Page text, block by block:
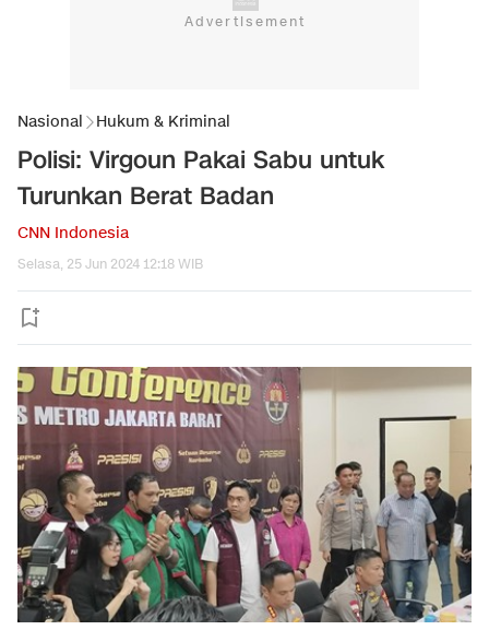
Nasional Hukum & Kriminal
Polisi: Virgoun Pakai Sabu untuk
Turunkan Berat Badan
CNN Indonesia
Selasa, 25 Jun 2024 12:18 WIB